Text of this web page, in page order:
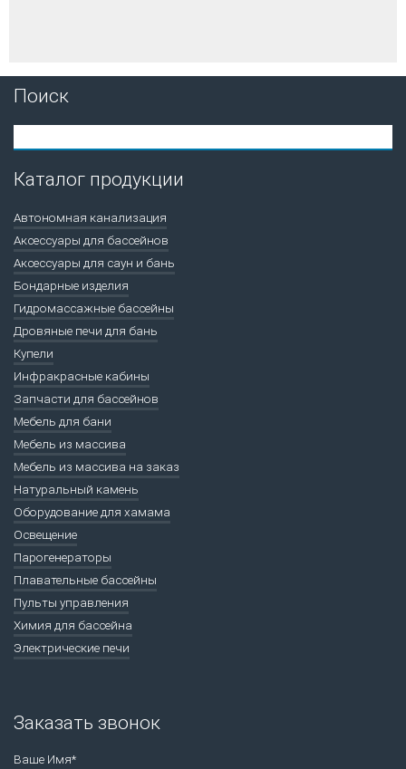
Поиск
Каталог продукции
Автономная канализация
Аксессуары для бассейнов
Аксессуары для саун и бань
Бондарные изделия
Гидромассажные бассейны
Дровяные печи для бань
Купели
Инфракрасные кабины
Запчасти для бассейнов
Мебель для бани
Мебель из массива
Мебель из массива на заказ
Натуральный камень
Оборудование для хамама
Освещение
Парогенераторы
Плавательные бассейны
Пульты управления
Химия для бассейна
Электрические печи
Заказать звонок
Ваше Имя*